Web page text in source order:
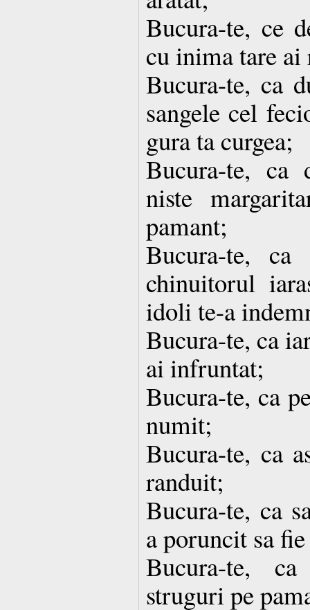
Bucura-te, ce
cu inima tare ai
Bucura-te, ca
sangele cel
gura ta curgea;
Bucura-te,
niste
pamant;
Bucura-te, ca
chinuitorul
idoli te-a
Bucura-te, ca
ai infruntat;
Bucura-te, ca
numit;
Bucura-te, ca
randuit;
Bucura-te, ca
a poruncit sa
Bucura-te,
struguri pe